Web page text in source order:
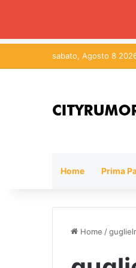
sabato, Agosto 8
Home Prima
Home /